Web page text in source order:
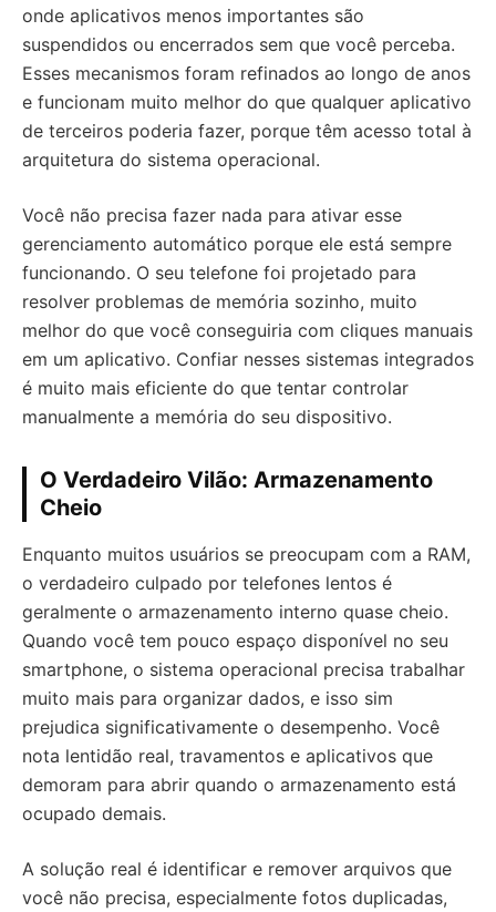
onde aplicativos menos importantes são
suspendidos ou encerrados sem que você perceba.
Esses mecanismos foram refinados ao longo de anos
e funcionam muito melhor do que qualquer aplicativo
de terceiros poderia fazer, porque têm acesso total à
arquitetura do sistema operacional.
Você não precisa fazer nada para ativar esse
gerenciamento automático porque ele está sempre
funcionando. O seu telefone foi projetado para
resolver problemas de memória sozinho, muito
melhor do que você conseguiria com cliques manuais
em um aplicativo. Confiar nesses sistemas integrados
é muito mais eficiente do que tentar controlar
manualmente a memória do seu dispositivo.
O Verdadeiro Vilão: Armazenamento
Cheio
Enquanto muitos usuários se preocupam com a RAM,
o verdadeiro culpado por telefones lentos é
geralmente o armazenamento interno quase cheio.
Quando você tem pouco espaço disponível no seu
smartphone, o sistema operacional precisa trabalhar
muito mais para organizar dados, e isso sim
prejudica significativamente o desempenho. Você
nota lentidão real, travamentos e aplicativos que
demoram para abrir quando o armazenamento está
ocupado demais.
A solução real é identificar e remover arquivos que
você não precisa, especialmente fotos duplicadas,